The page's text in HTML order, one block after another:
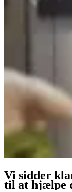
Vi sidder
til at hjælpe